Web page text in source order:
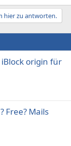
hier zu antworten.
origin für
Free? Mails